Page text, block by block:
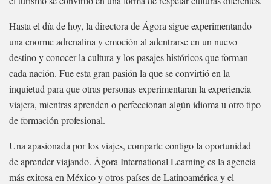
Hasta el día de hoy, la directora de Ágora sigue experimentando
una enorme adrenalina y emoción al adentrarse en un nuevo
destino y conocer la cultura y los pasajes históricos que forman
cada nación. Fue esta gran pasión la que se convirtió en la
inquietud para que otras personas experimentaran la experiencia
viajera, mientras aprenden o perfeccionan algún idioma u otro tipo
de formación profesional.
Una apasionada por los viajes, comparte contigo la oportunidad
de aprender viajando. Ágora International Learning es la agencia
más exitosa en México y otros países de Latinoamérica y el